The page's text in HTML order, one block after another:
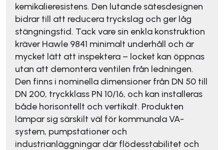
kemikalieresistens. Den lutande sätesdesignen
bidrar till att reducera tryckslag och ger låg
stängningstid. Tack vare sin enkla konstruktion
kräver Hawle 9841 minimalt underhåll och är
mycket lätt att inspektera – locket kan öppnas
utan att demontera ventilen från ledningen.
Den finns i nominella dimensioner från DN 50 till
DN 200, tryckklass PN 10/16, och kan installeras
både horisontellt och vertikalt. Produkten
lämpar sig särskilt väl för kommunala VA-
system, pumpstationer och
industrianläggningar där flödesstabilitet och